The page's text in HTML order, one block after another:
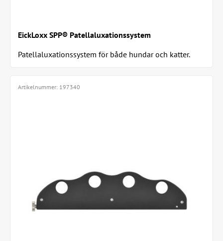
EickLoxx SPP® Patellaluxationssystem
Patellaluxationssystem för både hundar och katter.
Artikelnummer: 197340